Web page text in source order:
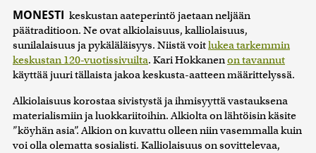
MONESTI keskustan aateperintö jaetaan neljään
päätraditioon. Ne ovat alkiolaisuus, kalliolaisuus,
sunilalaisuus ja pykäläläisyys. Niistä voitlukea tarkemmin
keskustan 120-vuotissivuilta. Kari Hokkanenon tavannut
käyttää juuri tällaista jakoa keskusta-aatteen määrittelyssä.
Alkiolaisuus korostaa sivistystä ja ihmisyyttä vastauksena
materialismiin ja luokkariitoihin. Alkiolta on lähtöisin käsite
”köyhän asia”. Alkion on kuvattu olleen niin vasemmalla kuin
voi olla olematta sosialisti. Kalliolaisuus on sovittelevaa,